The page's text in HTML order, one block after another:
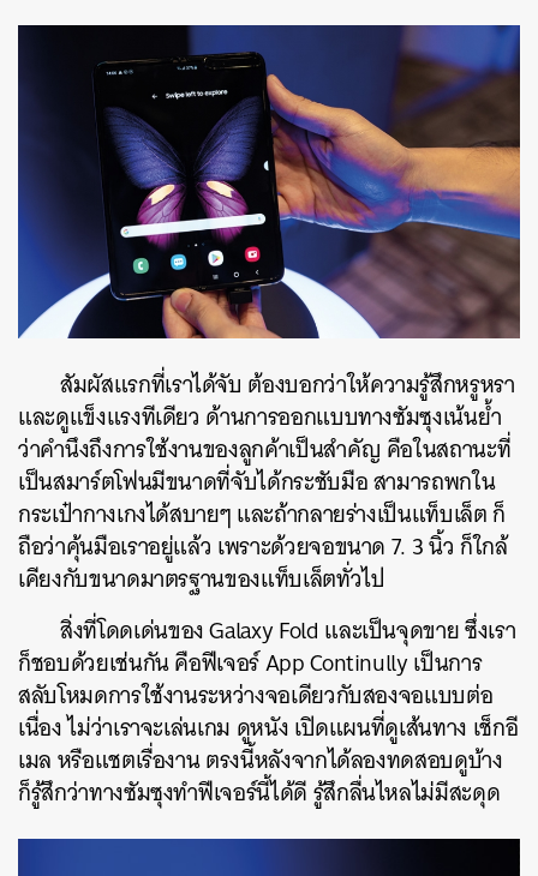
สัมผัสแรกที่เราได้จับ ต้องบอกว่าให้ความรู้สึกหรูหรา
และดูแข็งแรงทีเดียว ด้านการออกแบบทางซัมซุงเน้นย้ำ
ว่าคำนึงถึงการใช้งานของลูกค้าเป็นสำคัญ คือในสถานะที่
เป็นสมาร์ตโฟนมีขนาดที่จับได้กระชับมือ สามารถพกใน
กระเป๋ากางเกงได้สบายๆ และถ้ากลายร่างเป็นแท็บเล็ต ก็
ถือว่าคุ้นมือเราอยู่แล้ว เพราะด้วยจอขนาด 7. 3 นิ้ว ก็ใกล้
เคียงกับขนาดมาตรฐานของแท็บเล็ตทั่วไป
สิ่งที่โดดเด่นของ Galaxy Fold และเป็นจุดขาย ซึ่งเรา
ก็ชอบด้วยเช่นกัน คือฟีเจอร์ App Continully เป็นการ
สลับโหมดการใช้งานระหว่างจอเดียวกับสองจอแบบต่อ
เนื่อง ไม่ว่าเราจะเล่นเกม ดูหนัง เปิดแผนที่ดูเส้นทาง เช็กอี
เมล หรือแชตเรื่องาน ตรงนี้หลังจากได้ลองทดสอบดูบ้าง
ก็รู้สึกว่าทางซัมซุงทำฟีเจอร์นี้ได้ดี รู้สึกลื่นไหลไม่มีสะดุด